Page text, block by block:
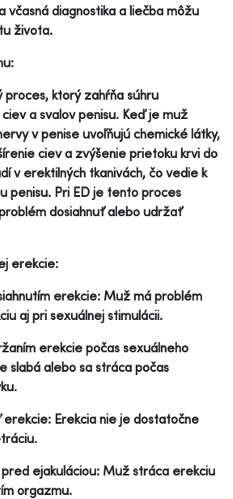
včasná diagnostika a liečba môžu
života.
proces, ktorý zahŕňa súhru
a svalov penisu. Keď je muž
v penise uvoľňujú chemické látky,
ciev a zvýšenie prietoku krvi do
v erektilných tkanivách, čo vedie k
penisu. Pri ED je tento proces
dosiahnuť alebo udržať
erekcie:
erekcie: Muž má problém
aj pri sexuálnej stimulácii.
erekcie počas sexuálneho
slabá alebo sa stráca počas
erekcie: Erekcia nie je dostatočne
ejakuláciou: Muž stráca erekciu
orgazmu.